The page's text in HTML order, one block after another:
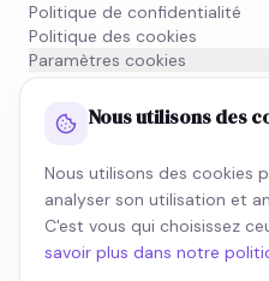
Politique de confidentialité
Politique des cookies
Paramètres cookies
Informations MiFID
NEWSLETTER
Inscrivez-vous à notre
l'actualité fiscale.
Nous utilisons des
Nous utilisons des cookies
analyser son utilisation et
C'est vous qui choisissez
savoir plus dans notre